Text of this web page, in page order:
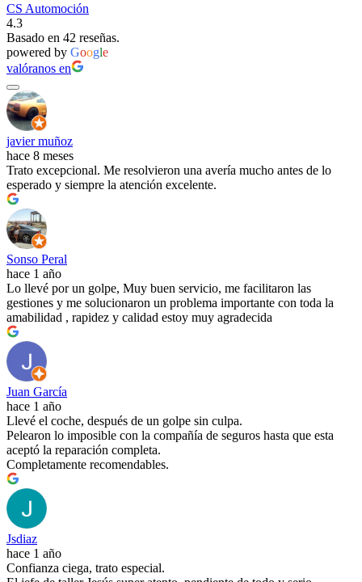
CS Automoción
4.3
Basado en 42 reseñas.
powered by Google
valóranos en
javier muñoz
hace 8 meses
Trato excepcional. Me resolvieron una avería mucho antes de lo
esperado y siempre la atención excelente.
Sonso Peral
hace 1 año
Lo llevé por un golpe, Muy buen servicio, me facilitaron las
gestiones y me solucionaron un problema importante con toda la
amabilidad , rapidez y calidad estoy muy agradecida
Juan García
hace 1 año
Llevé el coche, después de un golpe sin culpa.
Pelearon lo imposible con la compañía de seguros hasta que esta
aceptó la reparación completa.
Completamente recomendables.
Jsdiaz
hace 1 año
Confianza ciega, trato especial.